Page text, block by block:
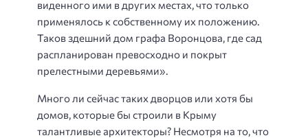
виденного ими в других местах, что только
применялось к собственному их положению.
Таков здешний дом графа Воронцова, где сад
распланирован превосходно и покрыт
прелестными деревьями».
Много ли сейчас таких дворцов или хотя бы
домов, которые бы строили в Крыму
талантливые архитекторы? Несмотря на то, что